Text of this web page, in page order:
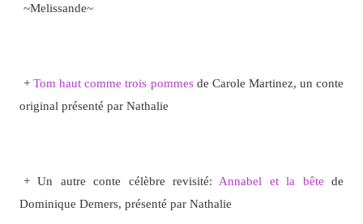
~Melissande~
+Tom haut comme trois pommesde Carole Martinez, un conte
original présenté par Nathalie
+ Un autre conte célèbre revisité: Annabel et la bête de
Dominique Demers, présenté par Nathalie